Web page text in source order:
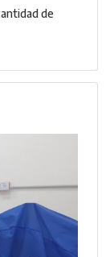
de